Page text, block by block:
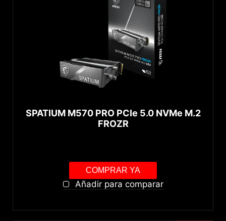
SPATIUM M570 PRO PCIe 5.0 NVMe M.2
FROZR
COMPRAR YA
Añadir para comparar